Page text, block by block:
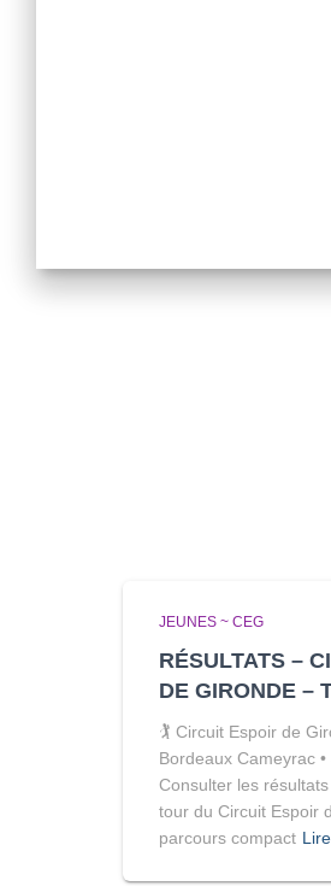
JEUNES ~ CEG
RÉSULTATS –
DE GIRONDE –
🏌 Circuit Espoir de
Bordeaux Cameyrac
Consulter les
tour du Circuit Espoir
parcours compact